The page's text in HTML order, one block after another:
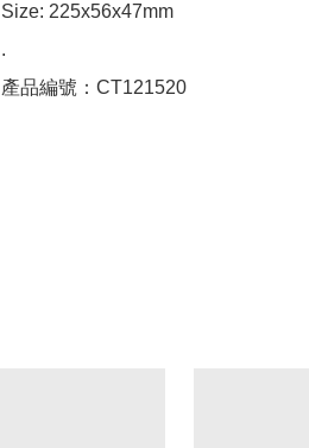
Size: 225x56x47mm
.
產品編號：CT121520